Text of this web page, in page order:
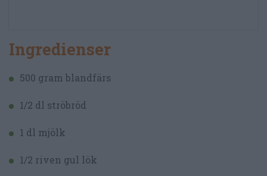
Ingredienser
500 gram blandfärs
1/2 dl ströbröd
1 dl mjölk
1/2 riven gul lök